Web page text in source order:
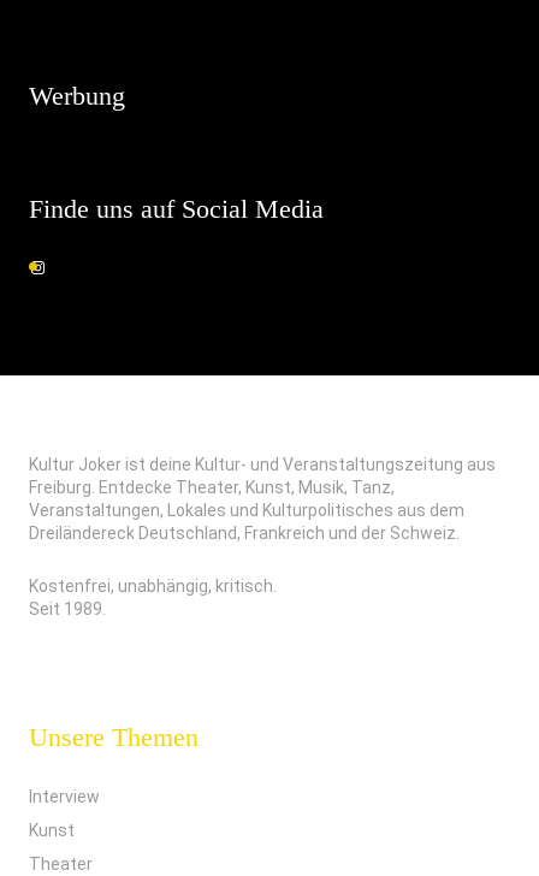
Werbung
Finde uns auf Social Media
Kultur Joker ist deine Kultur- und Veranstaltungszeitung aus
Freiburg. Entdecke Theater, Kunst, Musik, Tanz,
Veranstaltungen, Lokales und Kulturpolitisches aus dem
Dreiländereck Deutschland, Frankreich und der Schweiz.
Kostenfrei, unabhängig, kritisch.
Seit 1989.
Unsere Themen
Interview
Kunst
Theater